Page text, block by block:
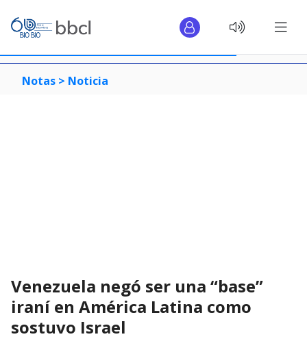
Notas > Noticia
Venezuela negó ser una “base”
iraní en América Latina como
sostuvo Israel